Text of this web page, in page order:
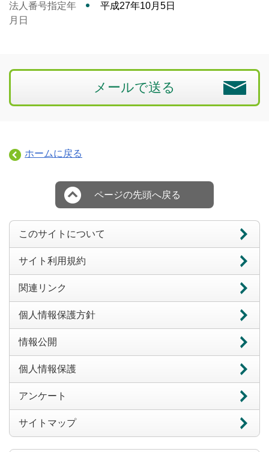
法人番号指定年
月日
平成27年10月5日
メールで送る
ホームに戻る
ページの先頭へ戻る
このサイトについて
サイト利用規約
関連リンク
個人情報保護方針
情報公開
個人情報保護
アンケート
サイトマップ